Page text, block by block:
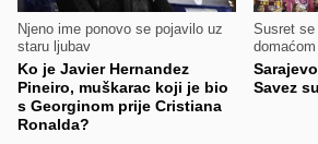
Njeno ime ponovo se pojavilo uz
staru ljubav
Ko je Javier Hernandez
Pineiro, muškarac koji je bio
s Georginom prije Cristiana
Ronalda?
Susret se
Savez